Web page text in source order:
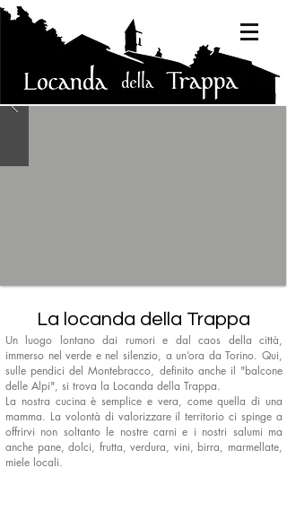
La locanda della Trappa
Un luogo lontano dai rumori e dal caos della città,
immerso nel verde e nel silenzio, a un’ora da Torino. Qui,
sulle pendici del Montebracco, definito anche il "balcone
delle Alpi", si trova la Locanda della Trappa.
La nostra cucina è semplice e vera, come quella di una
mamma. La volontà di valorizzare il territorio ci spinge a
offrirvi non soltanto le nostre carni e i nostri salumi ma
anche pane, dolci, frutta, verdura, vini, birra, marmellate,
miele locali.